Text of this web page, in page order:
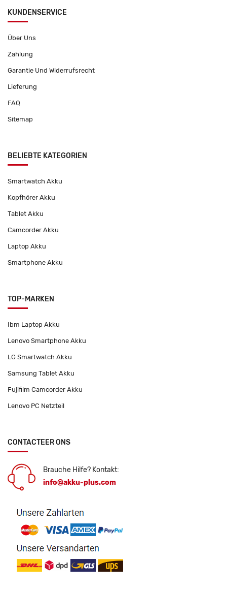
KUNDENSERVICE
Über Uns
Zahlung
Garantie Und Widerrufsrecht
Lieferung
FAQ
Sitemap
BELIEBTE KATEGORIEN
Smartwatch Akku
Kopfhörer Akku
Tablet Akku
Camcorder Akku
Laptop Akku
Smartphone Akku
TOP-MARKEN
Ibm Laptop Akku
Lenovo Smartphone Akku
LG Smartwatch Akku
Samsung Tablet Akku
Fujifilm Camcorder Akku
Lenovo PC Netzteil
CONTACTEER ONS
Brauche Hilfe? Kontakt:
info@akku-plus.com